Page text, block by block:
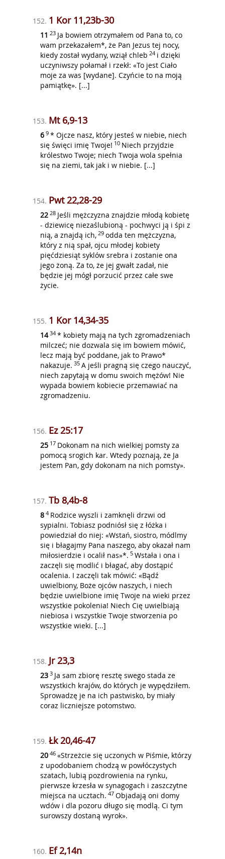
152. 1 Kor 11,23b-30
11 23 Ja bowiem otrzymałem od Pana to, co
wam przekazałem*, że Pan Jezus tej nocy,
kiedy został wydany, wziął chleb 24 i dzięki
uczyniwszy połamał i rzekł: «To jest Ciało
moje za was [wydane]. Czyńcie to na moją
pamiątkę». [...]
153. Mt 6,9-13
6 9 * Ojcze nasz, który jesteś w niebie, niech
się święci imię Twoje! 10 Niech przyjdzie
królestwo Twoje; niech Twoja wola spełnia
się na ziemi, tak jak i w niebie. [...]
154. Pwt 22,28-29
22 28 Jeśli mężczyzna znajdzie młodą kobietę
- dziewicę niezaślubioną - pochwyci ją i śpi z
nią, a znajdą ich, 29 odda ten mężczyzna,
który z nią spał, ojcu młodej kobiety
pięćdziesiąt syklów srebra i zostanie ona
jego żoną. Za to, że jej gwałt zadał, nie
będzie jej mógł porzucić przez całe swe
życie.
155. 1 Kor 14,34-35
14 34 * kobiety mają na tych zgromadzeniach
milczeć; nie dozwala się im bowiem mówić,
lecz mają być poddane, jak to Prawo*
nakazuje. 35 A jeśli pragną się czego nauczyć,
niech zapytają w domu swoich mężów! Nie
wypada bowiem kobiecie przemawiać na
zgromadzeniu.
156. Ez 25:17
25 17 Dokonam na nich wielkiej pomsty za
pomocą srogich kar. Wtedy poznają, że Ja
jestem Pan, gdy dokonam na nich pomsty».
157. Tb 8,4b-8
8 4 Rodzice wyszli i zamknęli drzwi od
sypialni. Tobiasz podniósł się z łóżka i
powiedział do niej: «Wstań, siostro, módlmy
się i błagajmy Pana naszego, aby okazał nam
miłosierdzie i ocalił nas»*. 5 Wstała i ona i
zaczęli się modlić i błagać, aby dostąpić
ocalenia. I zaczęli tak mówić: «Bądź
uwielbiony, Boże ojców naszych, i niech
będzie uwielbione imię Twoje na wieki przez
wszystkie pokolenia! Niech Cię uwielbiają
niebiosa i wszystkie Twoje stworzenia po
wszystkie wieki. [...]
158. Jr 23,3
23 3 Ja sam zbiorę resztę swego stada ze
wszystkich krajów, do których je wypędziłem.
Sprowadzę je na ich pastwisko, by miały
coraz liczniejsze potomstwo.
159. Łk 20,46-47
20 46 «Strzeżcie się uczonych w Piśmie, którzy
z upodobaniem chodzą w powłóczystych
szatach, lubią pozdrowienia na rynku,
pierwsze krzesła w synagogach i zaszczytne
miejsca na ucztach. 47 Objadają oni domy
wdów i dla pozoru długo się modlą. Ci tym
surowszy dostaną wyrok».
160. Ef 2,14n